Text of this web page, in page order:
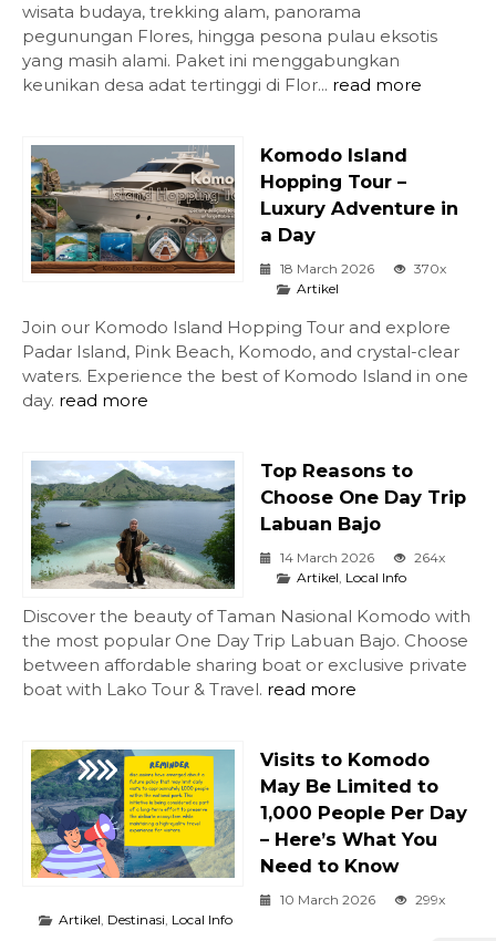
wisata budaya, trekking alam, panorama
pegunungan Flores, hingga pesona pulau eksotis
yang masih alami. Paket ini menggabungkan
keunikan desa adat tertinggi di Flor... read more
Komodo Island
Hopping Tour –
Luxury Adventure in
a Day
18 March 2026
370x
Artikel
Join our Komodo Island Hopping Tour and explore
Padar Island, Pink Beach, Komodo, and crystal-clear
waters. Experience the best of Komodo Island in one
day. read more
Top Reasons to
Choose One Day Trip
Labuan Bajo
14 March 2026
264x
Artikel, Local Info
Discover the beauty of Taman Nasional Komodo with
the most popular One Day Trip Labuan Bajo. Choose
between affordable sharing boat or exclusive private
boat with Lako Tour & Travel. read more
Visits to Komodo
May Be Limited to
1,000 People Per Day
– Here’s What You
Need to Know
10 March 2026
299x
Artikel, Destinasi, Local Info